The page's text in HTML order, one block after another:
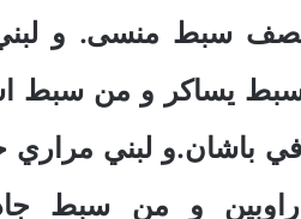
سبط منسى. و
سبط يساكر و من سبط
باشان.و لبني
راوبين و من سبط